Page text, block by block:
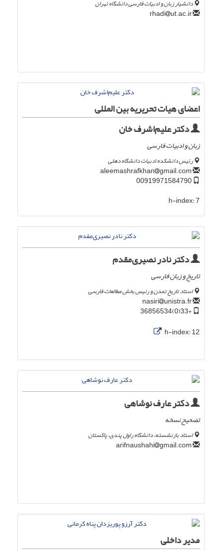
دانشیار زبان و ادبیّات فارسی دانشگاه تهران
ut.ac.ir
اعضای هیات تحریریه بین المللی
دکتر علیم‌اشرف خان
زبان و ادبیات فارسی
رئیس دانشکده ادبیات دانشگاه دهلی
gmail.com
h-index:7
دکتر نادر نصیری‌مقدم
تاریخ و زبان فارسی
استاد تاریخ تمدن و رئیس بخش مطالعات فارسی
unistra.fr
+33(0)36856534
h-index:12
دکتر عارف نوشاهی
تصحیح نسخه
استاد بازنشسته، دانشگاه راول پندی، پاکستان
gmail.com
مدیر داخلی